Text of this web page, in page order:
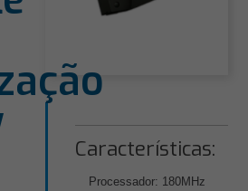
Características:
Processador: 180MHz